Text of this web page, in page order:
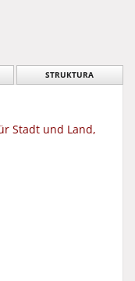
STRUKTURA
Stadt und Land,